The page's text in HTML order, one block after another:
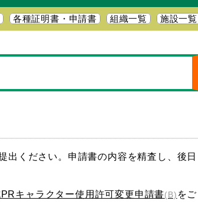
各種証明書・申請書 組織一覧 施設一覧
出ください。申請書の内容を精査し、後日
キャラクター使用許可変更申請書(B) をご